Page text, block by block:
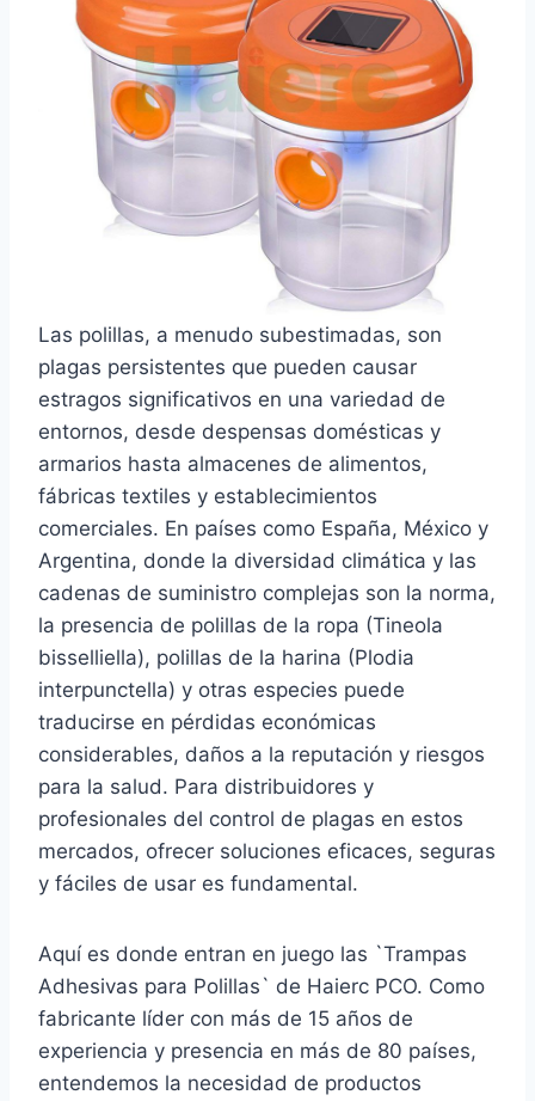
Las polillas, a menudo subestimadas, son
plagas persistentes que pueden causar
estragos significativos en una variedad de
entornos, desde despensas domésticas y
armarios hasta almacenes de alimentos,
fábricas textiles y establecimientos
comerciales. En países como España, México y
Argentina, donde la diversidad climática y las
cadenas de suministro complejas son la norma,
la presencia de polillas de la ropa (Tineola
bisselliella), polillas de la harina (Plodia
interpunctella) y otras especies puede
traducirse en pérdidas económicas
considerables, daños a la reputación y riesgos
para la salud. Para distribuidores y
profesionales del control de plagas en estos
mercados, ofrecer soluciones eficaces, seguras
y fáciles de usar es fundamental.
Aquí es donde entran en juego las `Trampas
Adhesivas para Polillas` de Haierc PCO. Como
fabricante líder con más de 15 años de
experiencia y presencia en más de 80 países,
entendemos la necesidad de productos